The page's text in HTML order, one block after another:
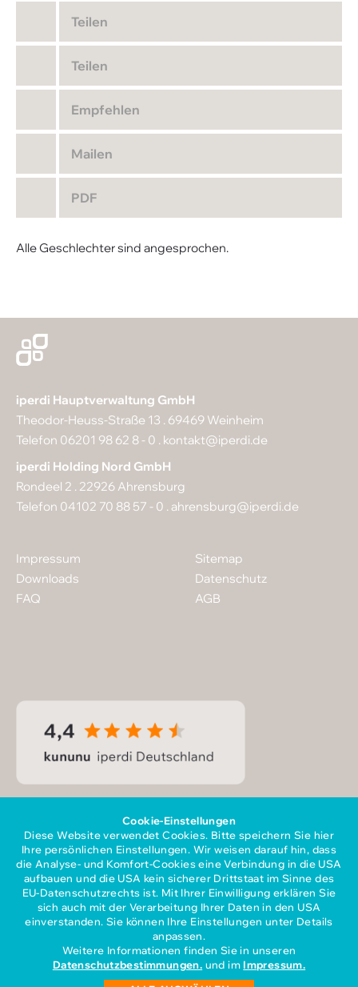
Cookie-Einstellungen
Diese Website verwendet Cookies. Bitte speichern Sie hier
Ihre persönlichen Einstellungen. Wir weisen darauf hin, dass
die Analyse- und Komfort-Cookies eine Verbindung in die USA
aufbauen und die USA kein sicherer Drittstaat im Sinne des
EU-Datenschutzrechts ist. Mit Ihrer Einwilligung erklären Sie
sich auch mit der Verarbeitung Ihrer Daten in den USA
einverstanden. Sie können Ihre Einstellungen unter Details
anpassen.
Weitere Informationen finden Sie in unseren
Datenschutzbestimmungen. und im Impressum.
Teilen
Teilen
Empfehlen
Mailen
PDF
Alle Geschlechter sind angesprochen.
iperdi Hauptverwaltung GmbH
Theodor-Heuss-Straße 13 . 69469 Weinheim
Telefon 06201 98 62 8 - 0 . kontakt@iperdi.de
iperdi Holding Nord GmbH
Rondeel 2 . 22926 Ahrensburg
Telefon 04102 70 88 57 - 0 . ahrensburg@iperdi.de
Impressum
Downloads
FAQ
Sitemap
Datenschutz
AGB
Mitglied im Gesamtverband
der Personaldienstleister e.V.